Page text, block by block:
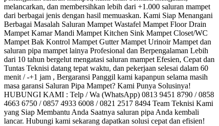
melancarkan, dan membersihkan lebih dari +1.000 saluran mampet
dari berbagai jenis dengan hasil memuaskan. Kami Siap Menangani
Berbagai Masalah Saluran Mampet Wastafel Mampet Floor Drain
Mampet Kamar Mandi Mampet Kitchen Sink Mampet Closet/WC
Mampet Bak Kontrol Mampet Gutter Mampet Urinoir Mampet dan
saluran pipa mampet lainya Profesional dan Berpengalaman Lebih
dari 10 tahun bergelut mengatasi saluran mampet Efesien, Cepat dan
Tuntas Teknisi datang tepat waktu, dan pekerjaan selesai dalam 60
menit / -+1 jam , Bergaransi Panggil kami kapanpun selama masih
masa garansi Saluran Pipa Mampet? Kami Punya Solusinya!
HUBUNGI KAMI : Telp / Wa (WhatsApp) 0813 9451 8790 / 0858
4663 6750 / 0857 4933 6008 / 0821 2517 8494 Team Teknisi Kami
yang Siap Membantu Anda Saatnya saluran pipa Anda kembali
lancar. Hubungi kami sekarang dapatkan solusi cepat dan efisien!